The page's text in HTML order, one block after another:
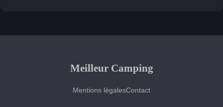
Meilleur Camping
Mentions légalesContact